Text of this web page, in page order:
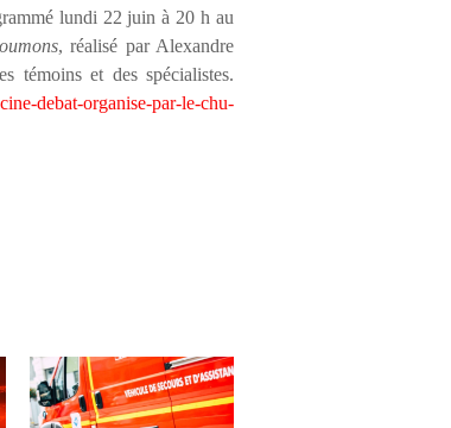
lundi 22 juin à 20 h au
, réalisé par Alexandre
témoins et des spécialistes.
debat-organise-par-le-chu-